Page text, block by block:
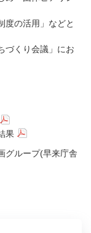
度の活用」などと
づくり会議」にお
果
ループ(早来庁舎